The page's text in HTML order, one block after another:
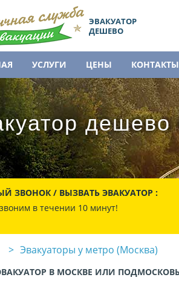
ЭВАКУАТОР
ДЕШЕВО
УСЛУГИ ЦЕНЫ КОНТАКТЫ
дешево
ЗВОНОК / ВЫЗВАТЬ ЭВАКУАТОР :
в течении 10 минут!
Эвакуаторы у метро (Москва)
В МОСКВЕ ИЛИ